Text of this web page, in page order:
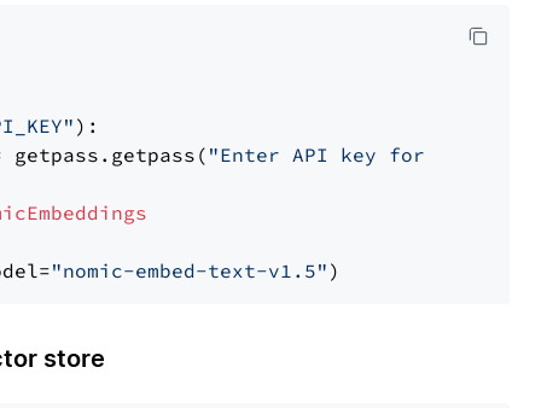
):
getpass.getpass( "Enter API key for Nomic: "
"nomic-embed-text-v1.5"
store